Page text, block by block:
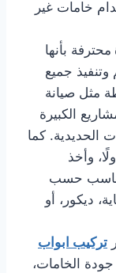
خامات غير
محترفة بأنها
جميع
مثل صيانة
الكبيرة
الحديدية. كما
وأخذ
حسب
ديكور، أو
تركيب ابواب
جودة الخامات،